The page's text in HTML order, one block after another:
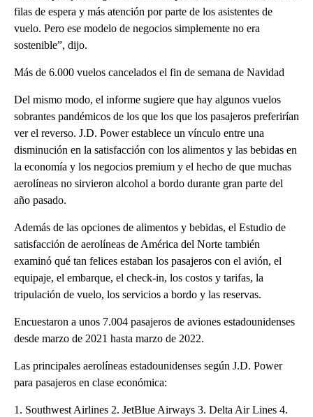
filas de espera y más atención por parte de los asistentes de
vuelo. Pero ese modelo de negocios simplemente no era
sostenible”, dijo.
Más de 6.000 vuelos cancelados el fin de semana de Navidad
Del mismo modo, el informe sugiere que hay algunos vuelos
sobrantes pandémicos de los que los que los pasajeros preferirían
ver el reverso. J.D. Power establece un vínculo entre una
disminución en la satisfacción con los alimentos y las bebidas en
la economía y los negocios premium y el hecho de que muchas
aerolíneas no sirvieron alcohol a bordo durante gran parte del
año pasado.
Además de las opciones de alimentos y bebidas, el Estudio de
satisfacción de aerolíneas de América del Norte también
examinó qué tan felices estaban los pasajeros con el avión, el
equipaje, el embarque, el check-in, los costos y tarifas, la
tripulación de vuelo, los servicios a bordo y las reservas.
Encuestaron a unos 7.004 pasajeros de aviones estadounidenses
desde marzo de 2021 hasta marzo de 2022.
Las principales aerolíneas estadounidenses según J.D. Power
para pasajeros en clase económica:
1. Southwest Airlines 2. JetBlue Airways 3. Delta Air Lines 4.